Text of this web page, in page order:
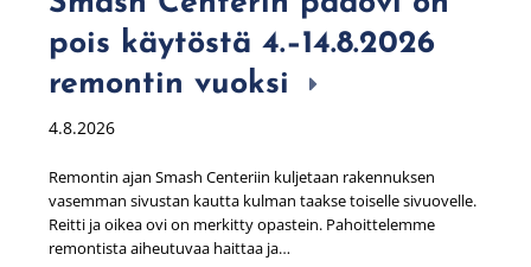
pois käytöstä 4.–14.8.2026
remontin vuoksi
4.8.2026
Remontin ajan Smash Centeriin kuljetaan rakennuksen
vasemman sivustan kautta kulman taakse toiselle sivuovelle.
Reitti ja oikea ovi on merkitty opastein. Pahoittelemme
remontista aiheutuvaa haittaa ja…